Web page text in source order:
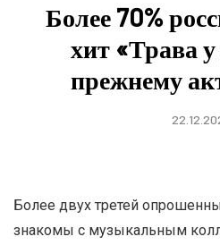
Более 70%
хит «Трава
прежнему
Более двух третей
знакомы с музыкальным